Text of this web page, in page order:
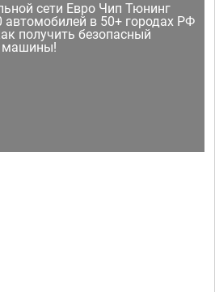
сети Евро Чип Тюнинг
автомобилей в 50+ городах РФ
получить безопасный
машины!